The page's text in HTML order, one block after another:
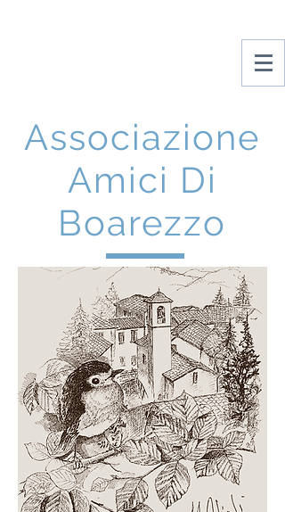
Associazione
Amici Di
Boarezzo